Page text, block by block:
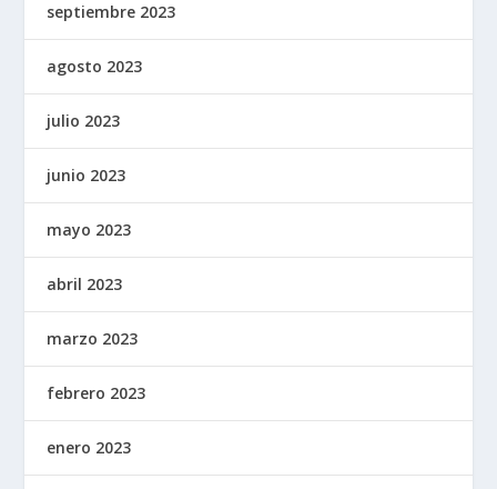
septiembre 2023
agosto 2023
julio 2023
junio 2023
mayo 2023
abril 2023
marzo 2023
febrero 2023
enero 2023